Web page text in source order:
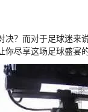
决？而对于足球迷来
尽享这场足球盛宴